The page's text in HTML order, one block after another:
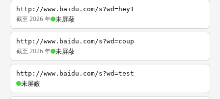
http://www.baidu.com/s?wd=hey1
截至 2026 年 未屏蔽
http://www.baidu.com/s?wd=coup
截至 2026 年 未屏蔽
http://www.baidu.com/s?wd=test
未屏蔽